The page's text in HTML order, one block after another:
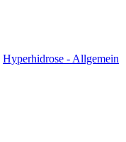
Hyperhidrose - Allgemein